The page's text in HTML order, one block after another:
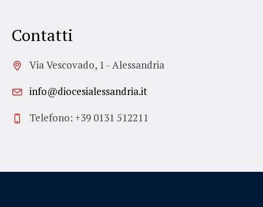
Contatti
Via Vescovado, 1 - Alessandria
info@diocesialessandria.it
Telefono: +39 0131 512211